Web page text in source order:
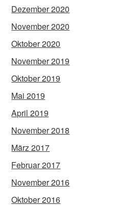
Dezember 2020
November 2020
Oktober 2020
November 2019
Oktober 2019
Mai 2019
April 2019
November 2018
März 2017
Februar 2017
November 2016
Oktober 2016